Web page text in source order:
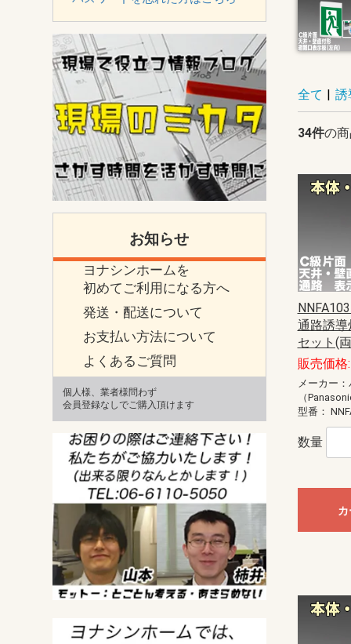
お知らせ
ヨナシンホームを
初めてご利用になる方へ
発送・配送について
お支払い方法について
よくあるご質問
個人様、業者様問わず
会員登録なしでご購入頂けます
全て | 誘
34件の
通路誘導
セット(
販売価格
メーカー
（
型番：
数量